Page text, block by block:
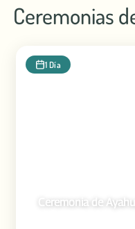
Ceremonias
1 Día
Ceremonia de